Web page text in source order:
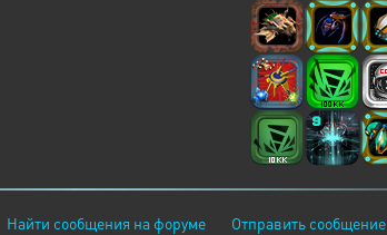
Найти сообщения на форуме Отправить сообщение